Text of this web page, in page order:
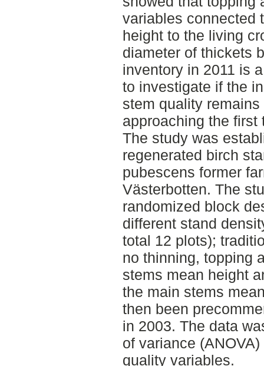
variables connected
height to the living
diameter of thickets
inventory in 2011 is
to investigate if the
stem quality
approaching the first
The study was
regenerated birch
pubescens former
Västerbotten. The
randomized block
different stand
total 12 plots);
no thinning, topping
stems mean height
the main stems
then been
in 2003. The data
of variance
quality variables.